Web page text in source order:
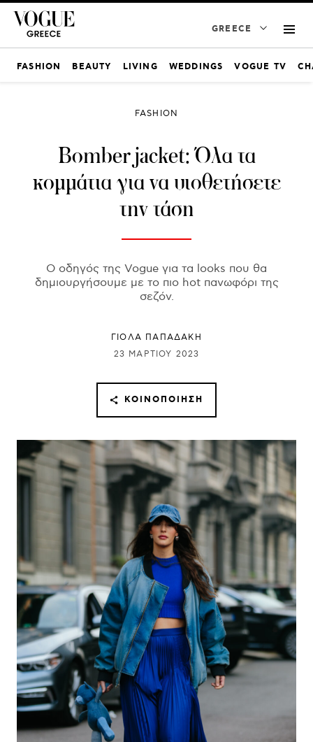
GREECE
FASHION BEAUTY LIVING WEDDINGS VOGUE TV
FASHION
Bomber jacket: Όλα τα
κομμάτια για να υιοθετήσετε
την τάση
Ο οδηγός της Vogue για τα looks που θα
δημιουργήσουμε με το πιο hot πανωφόρι της
σεζόν.
ΓΙΌΛΑ ΠΑΠΑΔΆΚΗ
23 ΜΑΡΤΊΟΥ 2023
ΚΟΙΝΟΠΟΊΗΣΗ